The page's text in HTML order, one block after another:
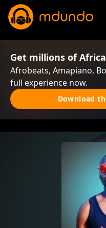
Get millions of
Afrobeats, Amapiano,
full experience now.
Download